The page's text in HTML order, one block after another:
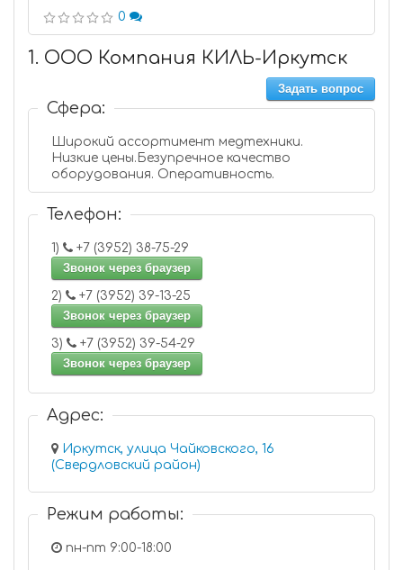
0
1. ООО Компания КИЛЬ-Иркутск
Задать вопрос
Сфера:
Широкий ассортимент медтехники.
Низкие цены.Безупречное качество
оборудования. Оперативность.
Телефон:
1)
+7 (3952) 38-75-29
Звонок через браузер
2)
+7 (3952) 39-13-25
Звонок через браузер
3)
+7 (3952) 39-54-29
Звонок через браузер
Адрес:
Иркутск, улица Чайковского, 16
(Свердловский район)
Режим работы:
пн-пт 9:00-18:00